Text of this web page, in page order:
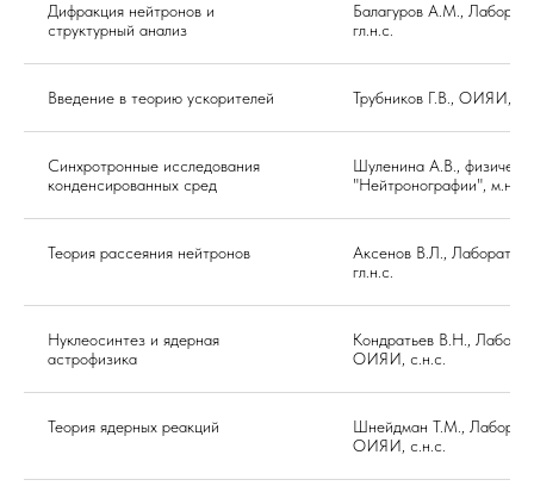
Дифракция нейтронов и
структурный анализ
Балагуров А.М.,
гл.н.с.
Введение в теорию ускорителей Трубников Г.В., ОИЯИ,
Синхротронные исследования
конденсированных сред
Шуленина А.В.,
"Нейтронографии", м.н.с.
Теория рассеяния нейтронов
Аксенов В.Л.,
гл.н.с.
Нуклеосинтез и ядерная
астрофизика
Кондратьев В.Н.,
ОИЯИ, с.н.с.
Теория ядерных реакций
Шнейдман Т.М.,
ОИЯИ, с.н.с.